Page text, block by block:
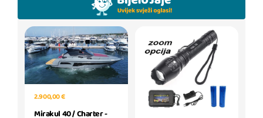
2.900,00 €
Mirakul 40 / Charter -